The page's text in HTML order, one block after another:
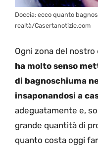
Doccia: ecco quanto
realtà/Casertanotizie.com
Ogni zona del nostro
ha molto senso
di bagnoschiuma
insaponandosi a
adeguatamente e,
grande quantità di
quanto costa oggi